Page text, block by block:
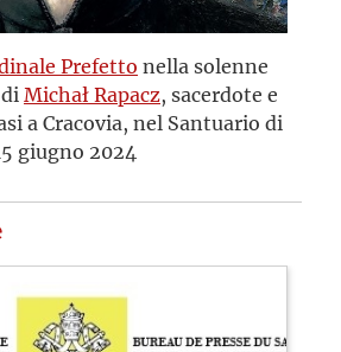
Prefetto nella solenne
Michał Rapacz, sacerdote e
a Cracovia, nel Santuario di
giugno 2024